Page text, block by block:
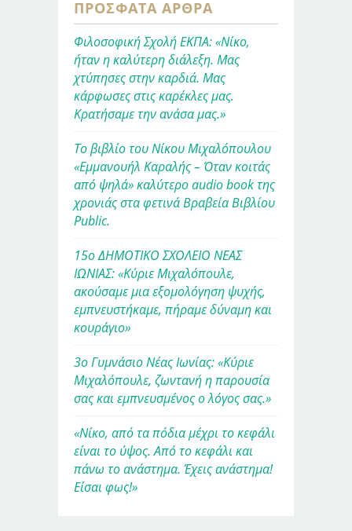
ΠΡΌΣΦΑΤΑ ΆΡΘΡΑ
Φιλοσοφική Σχολή ΕΚΠΑ: «Νίκο,
ήταν η καλύτερη διάλεξη. Μας
χτύπησες στην καρδιά. Μας
κάρφωσες στις καρέκλες μας.
Κρατήσαμε την ανάσα μας.»
Το βιβλίο του Νίκου Μιχαλόπουλου
«Εμμανουήλ Καραλής – Όταν κοιτάς
από ψηλά» καλύτερο audio book της
χρονιάς στα φετινά Βραβεία Βιβλίου
Public.
15ο ΔΗΜΟΤΙΚΟ ΣΧΟΛΕΙΟ ΝΕΑΣ
ΙΩΝΙΑΣ: «Κύριε Μιχαλόπουλε,
ακούσαμε μια εξομολόγηση ψυχής,
εμπνευστήκαμε, πήραμε δύναμη και
κουράγιο»
3ο Γυμνάσιο Νέας Ιωνίας: «Κύριε
Μιχαλόπουλε, ζωντανή η παρουσία
σας και εμπνευσμένος ο λόγος σας.»
«Νίκο, από τα πόδια μέχρι το κεφάλι
είναι το ύψος. Από το κεφάλι και
πάνω το ανάστημα. Έχεις ανάστημα!
Είσαι φως!»